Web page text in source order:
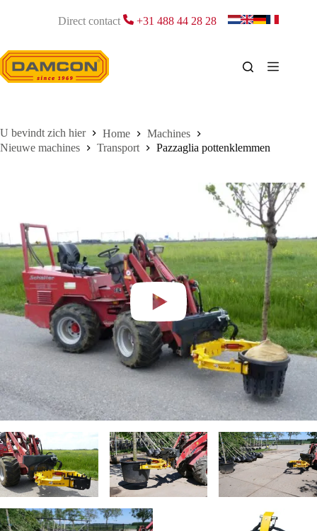
Direct contact +31 488 44 28 28
Home
Machines
Nieuwe machines
Transport Pazzaglia pottenklemmen